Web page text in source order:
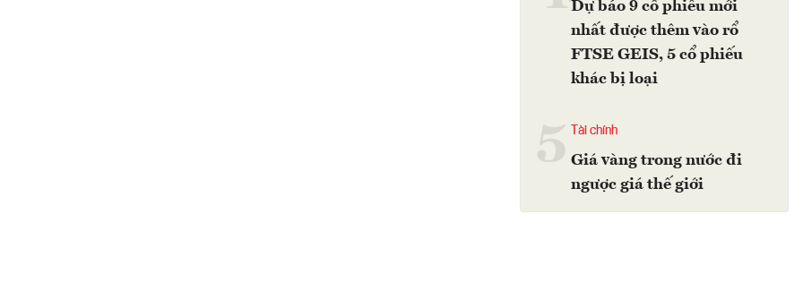
Dự báo 9 cổ phiếu mới
nhất được thêm vào rổ
FTSE GEIS, 5 cổ phiếu
khác bị loại
Tài chính
Giá vàng trong nước đi
ngược giá thế giới